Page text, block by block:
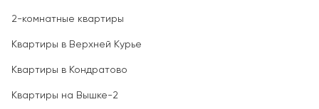
2-комнатные квартиры
Квартиры в Верхней Курье
Квартиры в Кондратово
Квартиры на Вышке-2